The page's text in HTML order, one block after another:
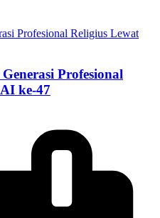
Profesional
ke-47